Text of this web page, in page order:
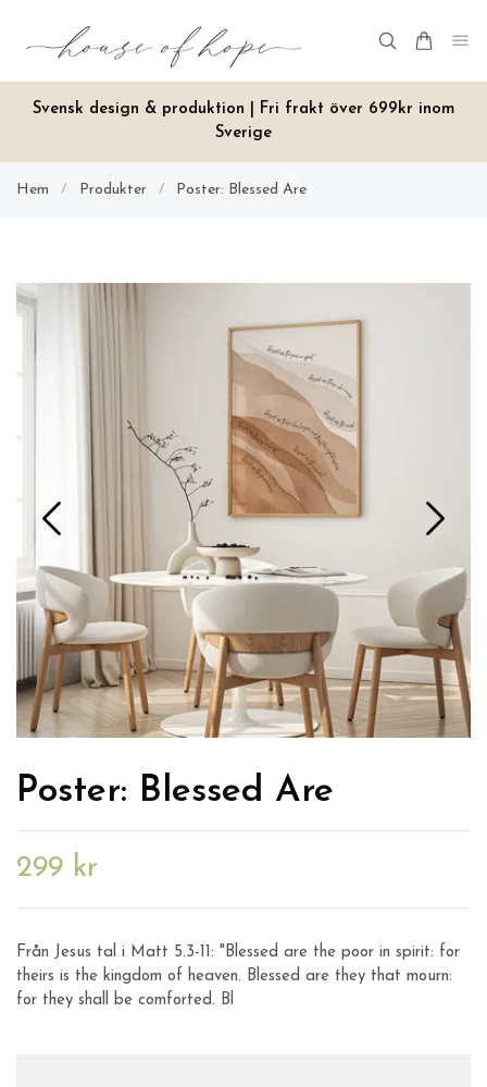
Svensk design & produktion | Fri frakt över 699kr inom
Sverige
Hem / Produkter / Poster: Blessed Are
Poster: Blessed Are
299 kr
Från Jesus tal i Matt 5.3-11: "Blessed are the poor in spirit: for
theirs is the kingdom of heaven. Blessed are they that mourn:
for they shall be comforted. Bl